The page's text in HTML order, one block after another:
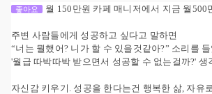
좋아요 월 150만원 카페 매니저에서 지금 월500
주변 사람들에게 성공하고 싶다고 말하면
“너는 뭘했어? 니가 할 수 있을것같아?” 소리를
'월급 따박따박 받으면서 성공할 수 없는걸까?' 생
자신감 키우기. 성공을 한다는건 행복한 삶, 자유